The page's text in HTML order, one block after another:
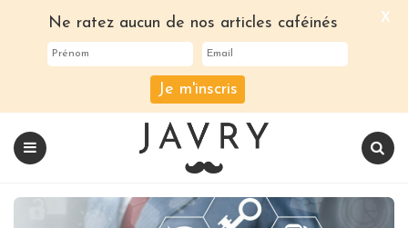
Le
blog
Javry
Coffee
Ne ratez aucun de nos articles caféinés
Je m'inscris
X